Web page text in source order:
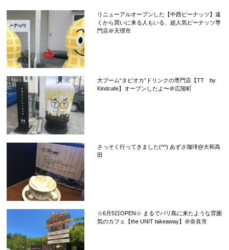
リニューアルオープンした【中西ピーナッツ】遠
くから買いに来る人もいる、超人気ピーナッツ専
門店＠天理市
大ブーム“タピオカ”ドリンクの専門店【TT by
Kindcafe】オープンしたよ〜＠広陵町
さっそく行ってきました(^^) あずさ珈琲@大和高
田
☆6月5日OPEN☆ まるでバリ島に来たような雰囲
気のカフェ【the UNIT takeaway】＠奈良市